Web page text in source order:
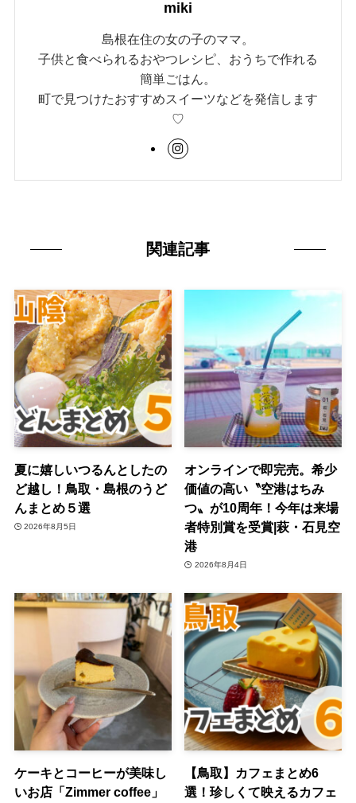
miki
島根在住の女の子のママ。
子供と食べられるおやつレシピ、おうちで作れる
簡単ごはん。
町で見つけたおすすめスイーツなどを発信します
♡
関連記事
夏に嬉しいつるんとしたの
ど越し！鳥取・島根のうど
んまとめ５選
2026年8月5日
オンラインで即完売。希少
価値の高い〝空港はちみ
つ〟が10周年！今年は来場
者特別賞を受賞|萩・石見空
港
2026年8月4日
ケーキとコーヒーが美味し
いお店「Zimmer coffee」
【鳥取】カフェまとめ6
選！珍しくて映えるカフェ